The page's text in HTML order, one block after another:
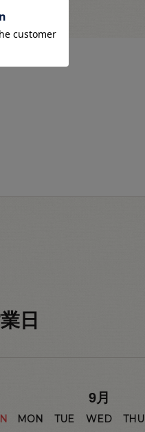
日
9月
MON TUE WED THU